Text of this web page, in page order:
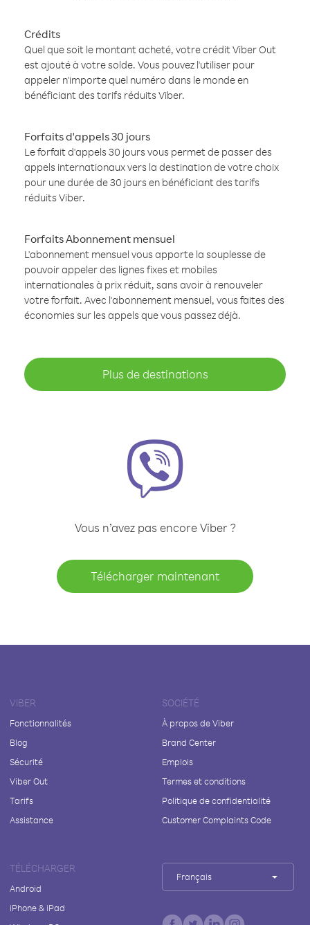
Crédits
Quel que soit le montant acheté, votre crédit Viber Out
est ajouté à votre solde. Vous pouvez l'utiliser pour
appeler n'importe quel numéro dans le monde en
bénéficiant des tarifs réduits Viber.
Forfaits d'appels 30 jours
Le forfait d'appels 30 jours vous permet de passer des
appels internationaux vers la destination de votre choix
pour une durée de 30 jours en bénéficiant des tarifs
réduits Viber.
Forfaits Abonnement mensuel
L'abonnement mensuel vous apporte la souplesse de
pouvoir appeler des lignes fixes et mobiles
internationales à prix réduit, sans avoir à renouveler
votre forfait. Avec l'abonnement mensuel, vous faites des
économies sur les appels que vous passez déjà.
Plus de destinations
Vous n’avez pas encore Viber ?
Télécharger maintenant
VIBER
Fonctionnalités
Blog
Sécurité
Viber Out
Tarifs
Assistance
SOCIÉTÉ
À propos de Viber
Brand Center
Emplois
Termes et conditions
Politique de confidentialité
Customer Complaints Code
TÉLÉCHARGER
Android
iPhone & iPad
Français